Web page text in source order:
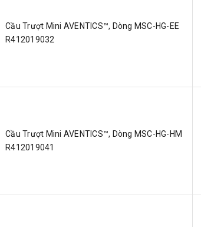
Cầu Trượt Mini AVENTICS™, Dòng MSC-HG-EE
R412019032
Cầu Trượt Mini AVENTICS™, Dòng MSC-HG-HM
R412019041